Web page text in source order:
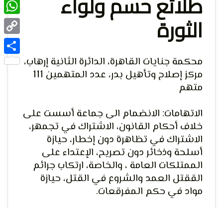
الحق
لحرية
الثورة
محكمة جنايات القاهرة، الدائرة الثانية إرهاب،
مركز إصلاح وتأهيل بدر، عدد المتهمين 111
متهم
الاتهامات: الانضمام الى جماعة أسست على
خلاف أحكام القانون، الاشتراك في تجمهر،
الاشتراك في تظاهرة دون إخطار، حيازة
أسلحة وذخائر دون تصريح، الإعتداء على
الممتلكات العامة ، والخاصة، ارتكاب جرائم
الققتل العمد والشروع في القتل، حيازة
مواد في حكم المفرقعات.
Copy
Link